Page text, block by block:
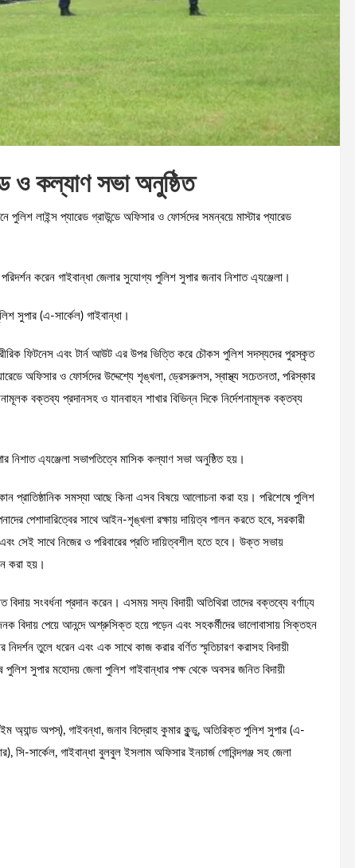
ও কল্যাণ সভা অনুষ্ঠিত
লাইন্স প্যারেড গ্রাউন্ডে অফিসার ও ফোর্সদের সমন্বয়ে মাস্টার প্যারেড
করেন গাইবান্ধা জেলার সুযোগ্য পুলিশ সুপার জনাব নিশাত এ্যঞ্জেলা।
সুপার (এ-সার্কেল) গাইবান্ধা।
ফিটনেস এবং টার্ন আউট এর উপর ভিত্তি করে চৌকস পুলিশ সদস্যদের পুরস্কৃত
অফিসার ও ফোর্সদের উদ্দেশ্যে শৃঙ্খলা, ড্রেসরুলস, স্বাস্থ্য সচেতনতা, পরিস্কার
বক্তব্য প্রদানসহ ও যানবাহন শাখার বিভিন্ন দিকে নির্দেশনামূলক বক্তব্য
নিশাত এ্যঞ্জেলা সভাপতিত্বে মাসিক কল্যাণ সভা অনুষ্ঠিত হয়।
সমস্যা আছে কিনা এসব বিষয়ে আলোচনা করা হয়। পরিশেষে পুলিশ
পেশাদারিত্বের সাথে আইন-শৃঙ্খলা রক্ষায় দায়িত্ব পালন করতে হবে, সরকারী
সেই সাথে নিজের ও পরিবারের প্রতি দায়িত্বশীল হতে হবে। উক্ত সভায়
করা হয়।
সংবর্ধনা প্রদান করেন। এসময় সদ্য বিদায়ী অতিথিরা তাদের বক্তব্যে বর্ণাঢ্য
বিদায় পেয়ে আনন্দে অশ্রুসিক্ত হয়ে পড়েন এবং সহকর্মীদের ভালোবাসায় সিক্তহন
নিদর্শন তুলে ধরেন এবং এক সাথে কাজ করার বর্ণিত স্মৃতিচারণ করাসহ বিদায়ী
সুপার মহোদয় জেলা পুলিশ গাইবান্ধার পক্ষ থেকে অবসর জনিত বিদায়ী
অপস্), গাইবন্ধা, জনাব বিদ্রোহ কুমার কুন্ডু, অতিরিক্ত পুলিশ সুপার (এ-
সি-সার্কেল, গাইবান্ধা বুলবুল ইসলাম অফিসার ইনচার্জ গোবিন্দগঞ্জ সহ জেলা